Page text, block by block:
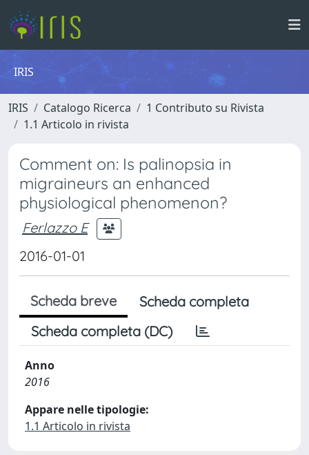
IRIS
IRIS Catalogo Ricerca
1 Contributo su Rivista
1.1 Articolo in rivista
Comment on: Is palinopsia in
migraineurs an enhanced
physiological phenomenon?
Ferlazzo E
2016-01-01
Scheda breve
Scheda completa
Scheda completa (DC)
Anno
2016
Appare nelle tipologie:
1.1 Articolo in rivista